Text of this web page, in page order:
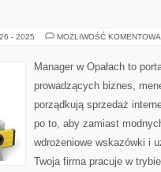
- 2025 MOŻLIWOŚĆ
Manager w Opałach to
prowadzących biznes,
porządkują sprzedaż
po to, aby zamiast
wdrożeniowe wskazówki i
Twoja firma pracuje w